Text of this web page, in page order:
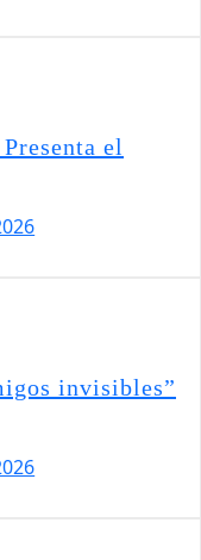
el
invisibles”